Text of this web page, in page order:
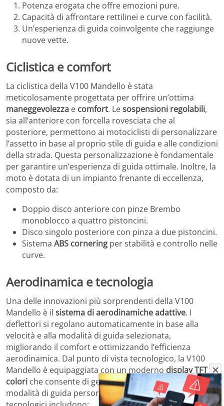
Potenza erogata che offre emozioni pure.
Capacità di affrontare rettilinei e curve con facilità.
Un’esperienza di guida coinvolgente che raggiunge
nuove vette.
Ciclistica e comfort
La ciclistica della V100 Mandello è stata
meticolosamente progettata per offrire un’ottima
maneggevolezza e comfort. Lesospensioni regolabili,
sia all’anteriore con forcella rovesciata che al
posteriore, permettono ai motociclisti di personalizzare
l’assetto in base al proprio stile di guida e alle condizioni
della strada. Questa personalizzazione è fondamentale
per garantire un’esperienza di guida ottimale. Inoltre, la
moto è dotata di un impianto frenante di eccellenza,
composto da:
Doppio disco anteriore con pinze Brembo
monoblocco a quattro pistoncini.
Disco singolo posteriore con pinza a due pistoncini.
Sistema ABS cornering per stabilità e controllo nelle
curve.
Aerodinamica e tecnologia
Una delle innovazioni più sorprendenti della V100
Mandello è il sistema di aerodinamiche adattive. I
deflettori si regolano automaticamente in base alla
velocità e alla modalità di guida selezionata,
migliorando il comfort e ottimizzando l’efficienza
aerodinamica. Dal punto di vista tecnologico, la V100
Mandello è equipaggiata con un moderno display TFT a
colori che consente di gestire il controllo di trazione e le
modalità di guida personalizzabili. Altri aspetti